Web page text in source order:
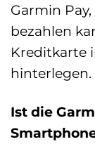
Garmin
bezahlen
Kreditkarte
hinterlegen.
Ist die